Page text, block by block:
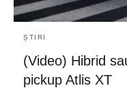
ȘTIRI
(Video) Hibrid
pickup Atlis XT